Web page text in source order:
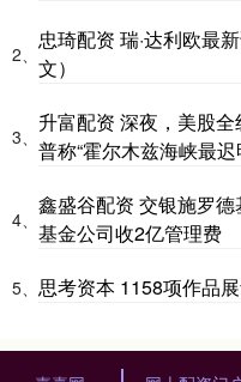
2、
忠琦配资 瑞·达利欧最
文）
3、
升富配资 深夜，美股
普称“霍尔木兹海峡最迟
4、
鑫盛谷配资 交银施罗
基金公司收2亿管理费
5、 思考资本 1158项作品